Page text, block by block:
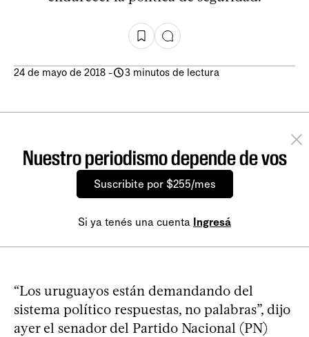
24 de mayo de 2018 - 3 minutos de lectura
Nuestro periodismo depende de vos
Suscribite por $255/mes
Si ya tenés una cuenta Ingresá
“Los uruguayos están demandando del
sistema político respuestas, no palabras”, dijo
ayer el senador del Partido Nacional (PN)